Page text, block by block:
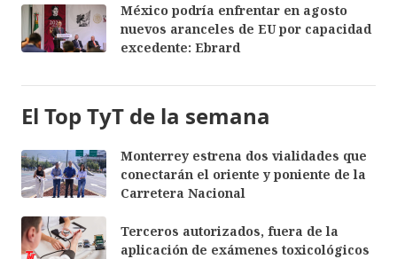
México podría enfrentar en agosto
nuevos aranceles de EU por capacidad
excedente: Ebrard
El Top TyT de la semana
Monterrey estrena dos vialidades que
conectarán el oriente y poniente de la
Carretera Nacional
Terceros autorizados, fuera de la
aplicación de exámenes toxicológicos